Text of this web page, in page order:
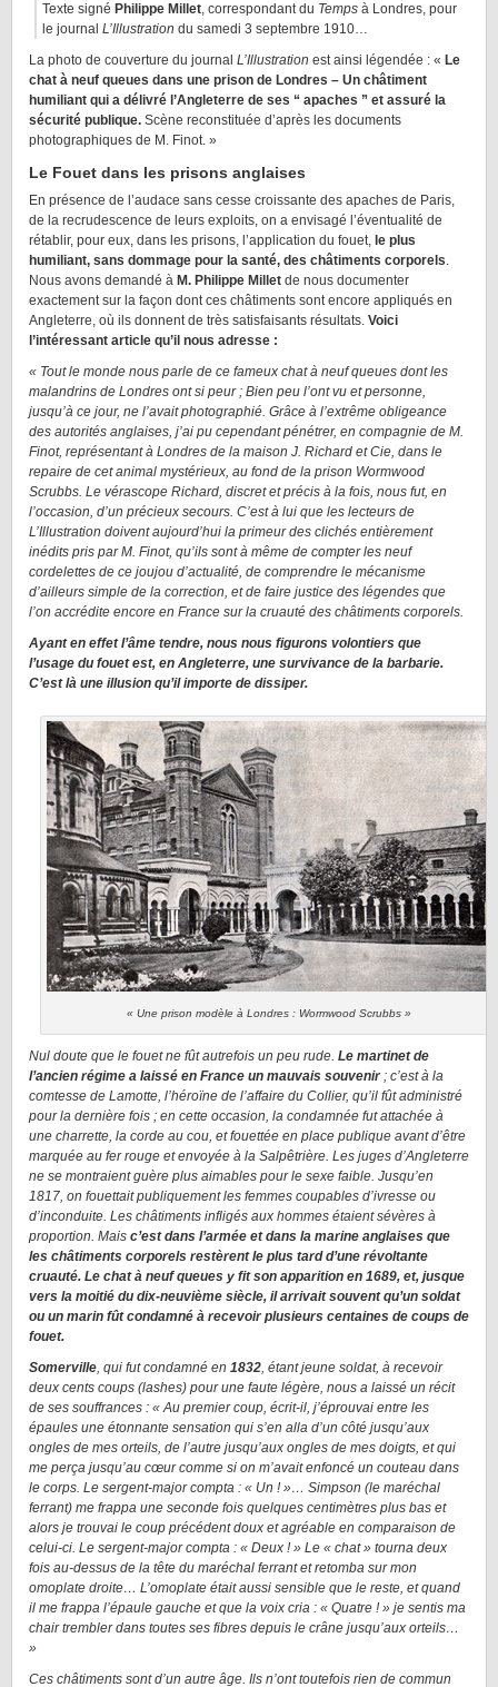
Texte signé Philippe Millet, correspondant du Temps à Londres, pour
le journal L’Illustration du samedi 3 septembre 1910…
La photo de couverture du journal L’Illustration est ainsi légendée : « Le
chat à neuf queues dans une prison de Londres – Un châtiment
humiliant qui a délivré l’Angleterre de ses “ apaches ” et assuré la
sécurité publique. Scène reconstituée d’après les documents
photographiques de M. Finot. »
Le Fouet dans les prisons anglaises
En présence de l’audace sans cesse croissante des apaches de Paris,
de la recrudescence de leurs exploits, on a envisagé l’éventualité de
rétablir, pour eux, dans les prisons, l’application du fouet, le plus
humiliant, sans dommage pour la santé, des châtiments corporels.
Nous avons demandé à M. Philippe Millet de nous documenter
exactement sur la façon dont ces châtiments sont encore appliqués en
Angleterre, où ils donnent de très satisfaisants résultats. Voici
l’intéressant article qu’il nous adresse :
« Tout le monde nous parle de ce fameux chat à neuf queues dont les
malandrins de Londres ont si peur ; Bien peu l’ont vu et personne,
jusqu’à ce jour, ne l’avait photographié. Grâce à l’extrême obligeance
des autorités anglaises, j’ai pu cependant pénétrer, en compagnie de M.
Finot, représentant à Londres de la maison J. Richard et Cie, dans le
repaire de cet animal mystérieux, au fond de la prison Wormwood
Scrubbs. Le vérascope Richard, discret et précis à la fois, nous fut, en
l’occasion, d’un précieux secours. C’est à lui que les lecteurs de
L’Illustration doivent aujourd’hui la primeur des clichés entièrement
inédits pris par M. Finot, qu’ils sont à même de compter les neuf
cordelettes de ce joujou d’actualité, de comprendre le mécanisme
d’ailleurs simple de la correction, et de faire justice des légendes que
l’on accrédite encore en France sur la cruauté des châtiments corporels.
Ayant en effet l’âme tendre, nous nous figurons volontiers que
l’usage du fouet est, en Angleterre, une survivance de la barbarie.
C’est là une illusion qu’il importe de dissiper.
« Une prison modèle à Londres : Wormwood Scrubbs »
Nul doute que le fouet ne fût autrefois un peu rude. Le martinet de
l’ancien régime a laissé en France un mauvais souvenir; c’est à la
comtesse de Lamotte, l’héroïne de l’affaire du Collier, qu’il fût administré
pour la dernière fois ; en cette occasion, la condamnée fut attachée à
une charrette, la corde au cou, et fouettée en place publique avant d’être
marquée au fer rouge et envoyée à la Salpêtrière. Les juges d’Angleterre
ne se montraient guère plus aimables pour le sexe faible. Jusqu’en
1817, on fouettait publiquement les femmes coupables d’ivresse ou
d’inconduite. Les châtiments infligés aux hommes étaient sévères à
proportion. Mais c’est dans l’armée et dans la marine anglaises que
les châtiments corporels restèrent le plus tard d’une révoltante
cruauté. Le chat à neuf queues y fit son apparition en 1689, et, jusque
vers la moitié du dix-neuvième siècle, il arrivait souvent qu’un soldat
ou un marin fût condamné à recevoir plusieurs centaines de coups de
fouet.
Somerville, qui fut condamné en 1832, étant jeune soldat, à recevoir
deux cents coups (lashes) pour une faute légère, nous a laissé un récit
de ses souffrances : « Au premier coup, écrit-il, j’éprouvai entre les
épaules une étonnante sensation qui s’en alla d’un côté jusqu’aux
ongles de mes orteils, de l’autre jusqu’aux ongles de mes doigts, et qui
me perça jusqu’au cœur comme si on m’avait enfoncé un couteau dans
le corps. Le sergent-major compta : « Un ! »… Simpson (le maréchal
ferrant) me frappa une seconde fois quelques centimètres plus bas et
alors je trouvai le coup précédent doux et agréable en comparaison de
celui-ci. Le sergent-major compta : « Deux ! » Le « chat » tourna deux
fois au-dessus de la tête du maréchal ferrant et retomba sur mon
omoplate droite… L’omoplate était aussi sensible que le reste, et quand
il me frappa l’épaule gauche et que la voix cria : « Quatre ! » je sentis ma
chair trembler dans toutes ses fibres depuis le crâne jusqu’aux orteils…
»
Ces châtiments sont d’un autre âge. Ils n’ont toutefois rien de commun